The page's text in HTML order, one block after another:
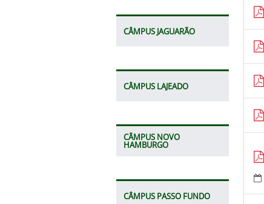
CÂMPUS JAGUARÃO
CÂMPUS LAJEADO
CÂMPUS NOVO
HAMBURGO
CÂMPUS PASSO FUNDO